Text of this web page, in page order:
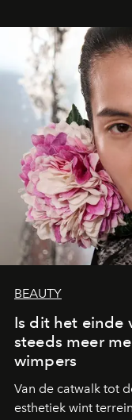
moment van
BEAUTY
Is dit het einde
steeds meer
wimpers
Van de catwalk tot
esthetiek wint